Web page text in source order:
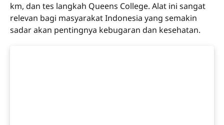
km, dan tes langkah Queens College. Alat ini sangat
relevan bagi masyarakat Indonesia yang semakin
sadar akan pentingnya kebugaran dan kesehatan.